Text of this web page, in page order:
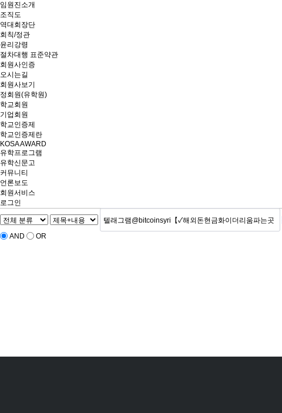
임원진소개
조직도
역대회장단
회칙/정관
윤리강령
절차대행 표준약관
회원사인증
오시는길
회원사보기
정회원(유학원)
학교회원
기업회원
학교인증제
학교인증제란
KOSA AWARD
유학프로그램
유학신문고
커뮤니티
언론보도
회원서비스
로그인
AND OR